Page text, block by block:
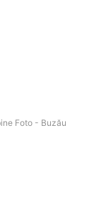
Foto - Buzău